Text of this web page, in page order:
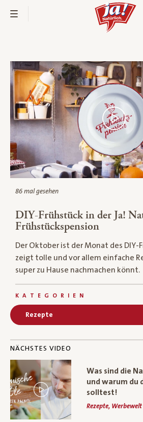
Bio-Thek
86 mal gesehen
DIY-Frühstück in der Ja!
Frühstückspension
Der Oktober ist der Monat des DIY-
zeigt tolle und vor allem einfache
super zu Hause nachmachen könnt.
KATEGORIEN
Rezepte
NÄCHSTES VIDEO
Was sind die
und warum du
solltest!
Rezepte, Werbewelt